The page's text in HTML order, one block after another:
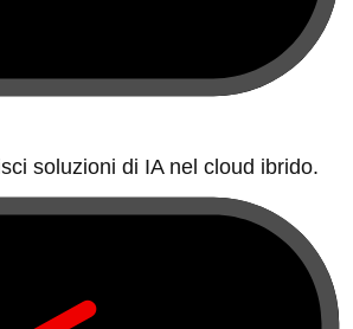
soluzioni di IA nel cloud ibrido.